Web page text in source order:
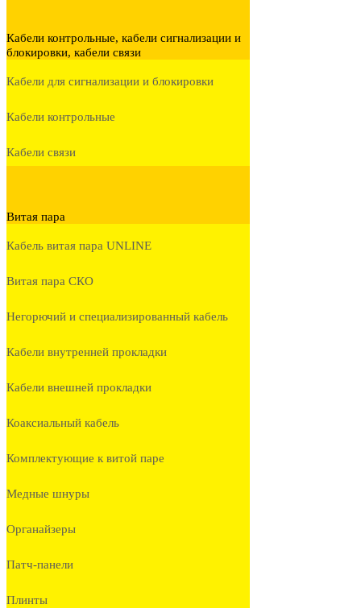
Кабели контрольные, кабели сигнализации и
блокировки, кабели связи
Кабели для сигнализации и блокировки
Кабели контрольные
Кабели связи
Витая пара
Кабель витая пара UNLINE
Витая пара СКО
Негорючий и специализированный кабель
Кабели внутренней прокладки
Кабели внешней прокладки
Коаксиальный кабель
Комплектующие к витой паре
Медные шнуры
Органайзеры
Патч-панели
Плинты